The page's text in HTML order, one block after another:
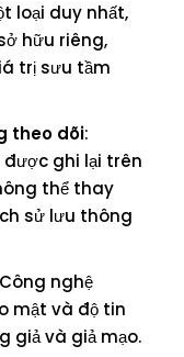
loại duy nhất,
hữu riêng,
trị sưu tầm
theo dõi:
được ghi lại trên
thể thay
sử lưu thông
nghệ
mật và độ tin
giả và giả mạo.